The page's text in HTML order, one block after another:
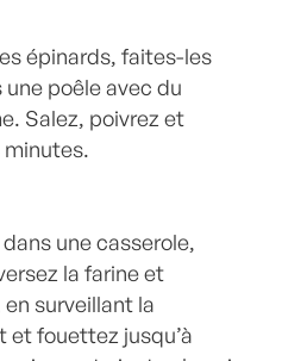
épinards, faites-les
poêle avec du
Salez, poivrez et
minutes.
une casserole,
la farine et
surveillant la
et fouettez jusqu’à